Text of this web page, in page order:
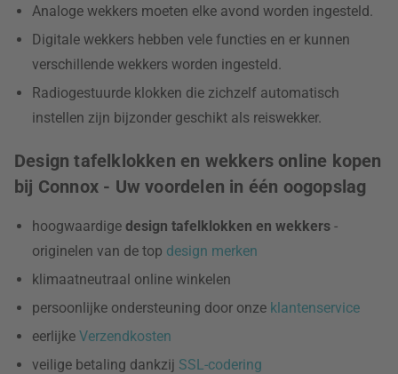
Analoge wekkers moeten elke avond worden ingesteld.
Digitale wekkers hebben vele functies en er kunnen
verschillende wekkers worden ingesteld.
Radiogestuurde klokken die zichzelf automatisch
instellen zijn bijzonder geschikt als reiswekker.
Design tafelklokken en wekkers online kopen
bij Connox - Uw voordelen in één oogopslag
hoogwaardige design tafelklokken en wekkers -
originelen van de top design merken
klimaatneutraal online winkelen
persoonlijke ondersteuning door onze klantenservice
eerlijke Verzendkosten
veilige betaling dankzij SSL-codering